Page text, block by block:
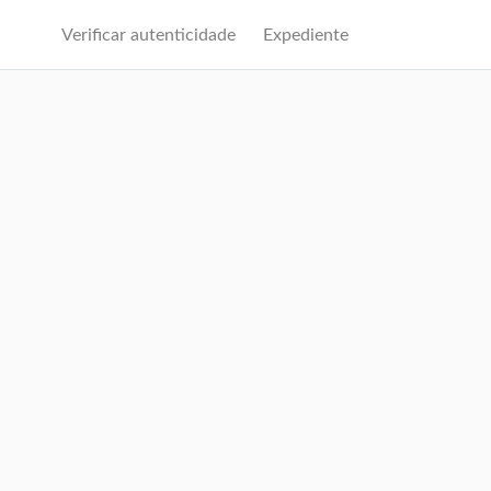
Verificar autenticidade Expediente